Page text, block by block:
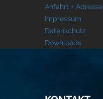
Anfahrt + Adresse
Impressum
Datenschutz
Downloads